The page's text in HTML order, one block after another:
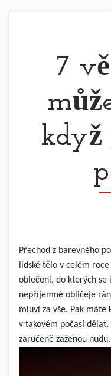
7
když
Přechod z barevného
lidské tělo v celém
oblečení, do kterých se
nepříjemné obličeje
mluví za vše. Pak máte
v takovém počasí
zaručeně zaženou nudu.